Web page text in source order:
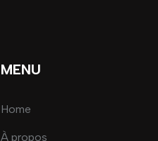
MENU
Home
À propos